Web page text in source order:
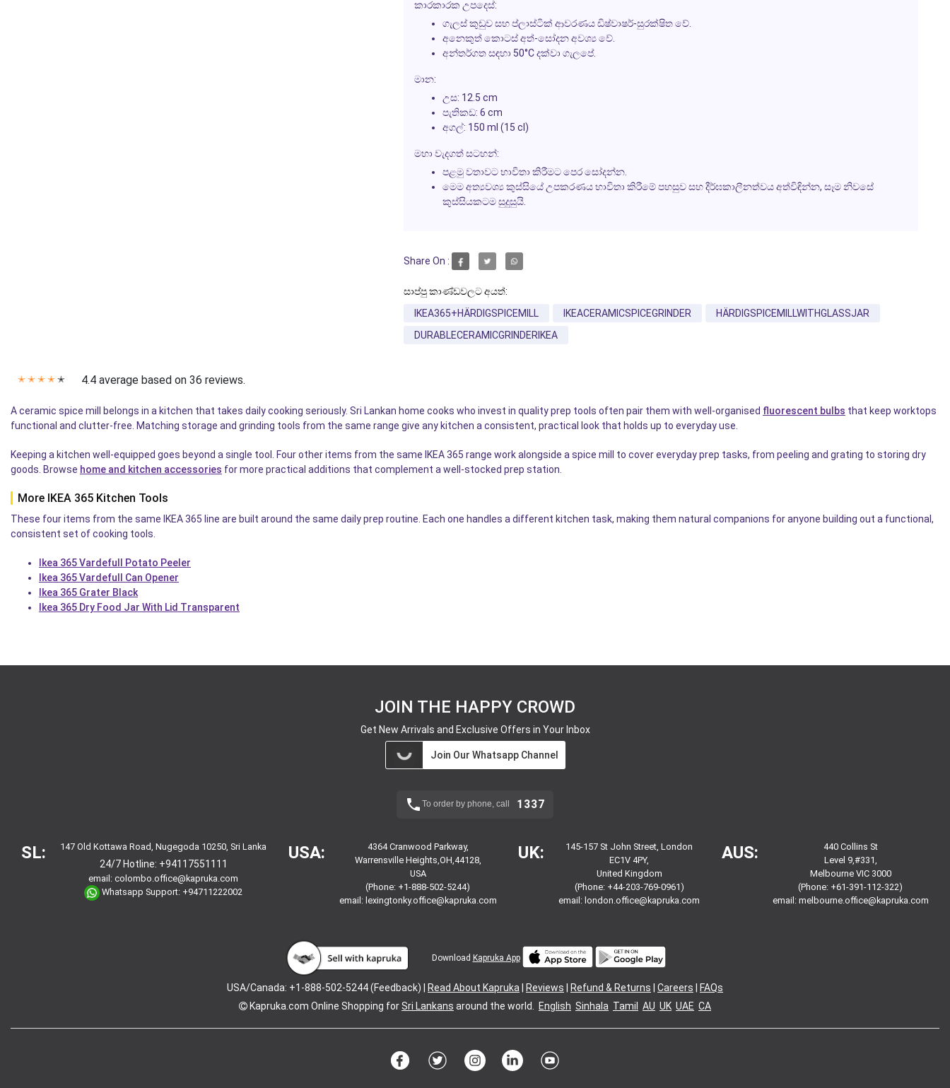
කාරකාරක උපදෙස්:
ගැලස් කුඩුව සහ ප්ලාස්ටික් ආවරණය ඩිෂ්වාෂර්-සුරක්ෂිත වේ.
අනෙකුත් කොටස් අත්-සෝදන අවශ්‍ය වේ.
අන්තර්ගත සඳහා 50°C දක්වා ගැලපේ.
මාන:
උස: 12.5 cm
පැතිකඩ: 6 cm
අගල්: 150 ml (15 cl)
මහා වැදගත් සටහන්:
පළමු වතාවට භාවිතා කිරීමට පෙර සෝදන්න.
මෙම අත්‍යවශ්‍ය කුස්සියේ උපකරණය භාවිතා කිරීමේ පහසුව සහ දීර්ඝකාලීනත්වය අත්විඳින්න, සෑම නිවසේ
කුස්සියකටම සුදුසුයි.
Share On :
සාප්පු කාණ්ඩවලට අයත්:
IKEA365+HÄRDIGSPICEMILL
IKEACERAMICSPICEGRINDER
HÄRDIGSPICEMILLWITHGLASSJAR
DURABLECERAMICGRINDERIKEA
✭ ✭ ✭ ✭ ✭ 4.4 average based on 36 reviews.
A ceramic spice mill belongs in a kitchen that takes daily cooking seriously. Sri Lankan home cooks who invest in quality prep tools often pair them with well-organised fluorescent bulbs that keep worktops
functional and clutter-free. Matching storage and grinding tools from the same range give any kitchen a consistent, practical look that holds up to everyday use.
Keeping a kitchen well-equipped goes beyond a single tool. Four other items from the same IKEA 365 range work alongside a spice mill to cover everyday prep tasks, from peeling and grating to storing dry
goods. Browse home and kitchen accessories for more practical additions that complement a well-stocked prep station.
More IKEA 365 Kitchen Tools
These four items from the same IKEA 365 line are built around the same daily prep routine. Each one handles a different kitchen task, making them natural companions for anyone building out a functional,
consistent set of cooking tools.
Ikea 365 Vardefull Potato Peeler
Ikea 365 Vardefull Can Opener
Ikea 365 Grater Black
Ikea 365 Dry Food Jar With Lid Transparent
JOIN THE HAPPY CROWD
Get New Arrivals and Exclusive Offers in Your Inbox
Join Our Whatsapp Channel
To order by phone, call 1337
SL: 147 Old Kottawa Road, Nugegoda 10250, Sri Lanka
24/7 Hotline: +94117551111
email:colombo.office@kapruka.com
Whatsapp Support: +94711222002
USA:
4364 Cranwood Parkway,
Warrensville Heights,OH,44128,
USA
(Phone: +1-888-502-5244)
email: lexingtonky.office@kapruka.com
UK:
145-157 St John Street, London
EC1V 4PY,
United Kingdom
(Phone: +44-203-769-0961)
email: london.office@kapruka.com
AUS:
440 Collins St
Level 9,#331,
Melbourne VIC 3000
(Phone: +61-391-112-322)
email: melbourne.office@kapruka.com
Download Kapruka App
USA/Canada: +1-888-502-5244 (Feedback) | Read About Kapruka Reviews Refund & Returns Careers
FAQs
Kapruka.com Online Shopping forSri Lankans around the world. English Sinhala Tamil AU UK UAE CA